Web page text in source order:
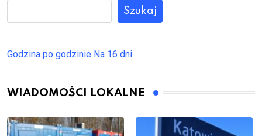
Szukaj
Godzina po godzinie Na 16 dni
WIADOMOŚCI LOKALNE